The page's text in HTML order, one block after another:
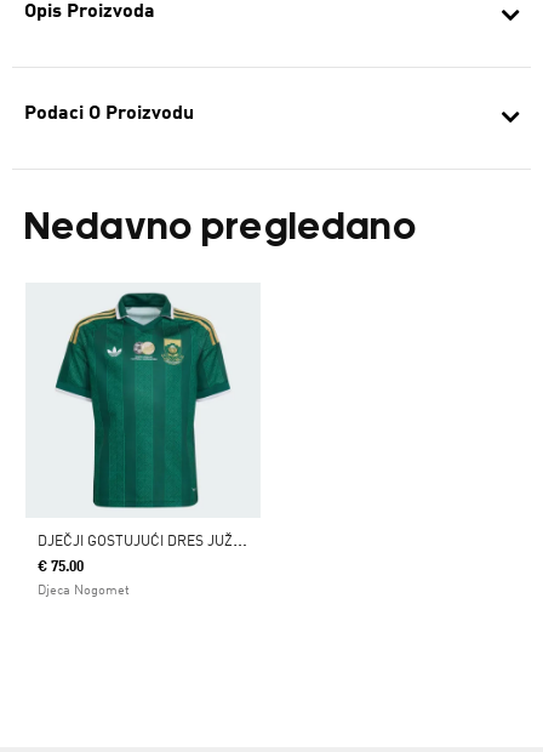
Opis Proizvoda
Podaci O Proizvodu
Nedavno pregledano
D
JEČJI GOSTUJUĆI DRES JUŽNA AFRIKA 26
€ 75.00
Djeca Nogomet